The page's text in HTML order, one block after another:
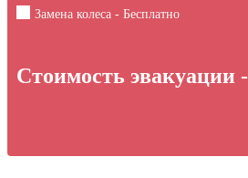
Замена колеса - Бесплатно
Стоимость эвакуации -